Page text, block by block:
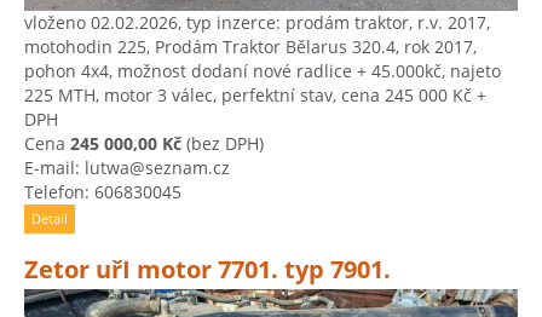
vloženo 02.02.2026, typ inzerce: prodám traktor, r.v. 2017,
motohodin 225, Prodám Traktor Bělarus 320.4, rok 2017,
pohon 4x4, ​možnost dodaní nové radlice ​+ 45.000kč, ​najeto
225 MTH, ​motor 3 válec, perfektní stav, cena 245 000 Kč +
DPH
Cena 245 000,00 Kč (bez DPH)
E-mail: lutwa@seznam.cz
Telefon: 606830045
Detail
Zetor uřI motor 7701. typ 7901.